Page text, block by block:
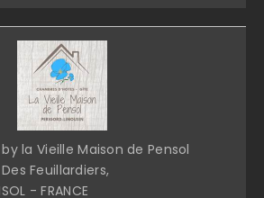
la Vieille Maison de Pensol
Feuillardiers,
- FRANCE